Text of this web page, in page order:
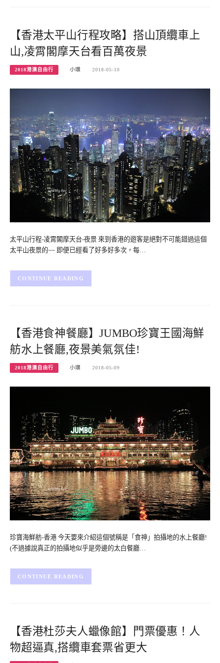
【香港太平山行程攻略】搭山頂纜車上
山,凌霄閣摩天台看百萬夜景
2018港澳自由行 小環 2018-05-10
太平山行程-凌霄閣摩天台-夜景 來到香港的遊客是絕對不可能錯過這個
太平山夜景的~~ 即便已經看了好多好多次，每…
CONTINUE READING
【香港食神餐廳】JUMBO珍寶王國海鮮
舫水上餐廳,夜景美氣氛佳!
2018港澳自由行 小環 2018-05-09
珍寶海鮮舫-香港 今天要來介紹這個號稱是「食神」拍攝地的水上餐廳!
(不過據說真正的拍攝地似乎是旁邊的太白餐廳…
CONTINUE READING
【香港杜莎夫人蠟像館】門票優惠！人
物超逼真,搭纜車套票省更大